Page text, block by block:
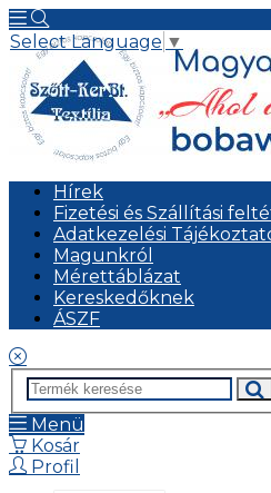
Select Language ▼
Hírek
Fizetési és Szállítási
Adatkezelési
Magunkról
Mérettáblázat
Kereskedőknek
ÁSZF
Menü
Kosár
Profil